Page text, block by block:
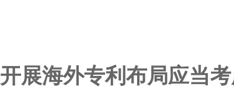
开展海外专利布局应当